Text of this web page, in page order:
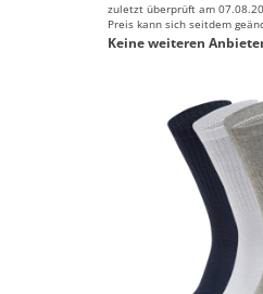
zuletzt überprüft am
Preis kann sich seitdem
Keine weiteren